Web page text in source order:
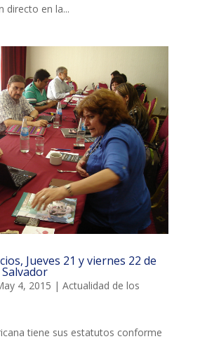
directo en la...
Jueves 21 y viernes 22 de
4, 2015 | Actualidad de los
tiene sus estatutos conforme